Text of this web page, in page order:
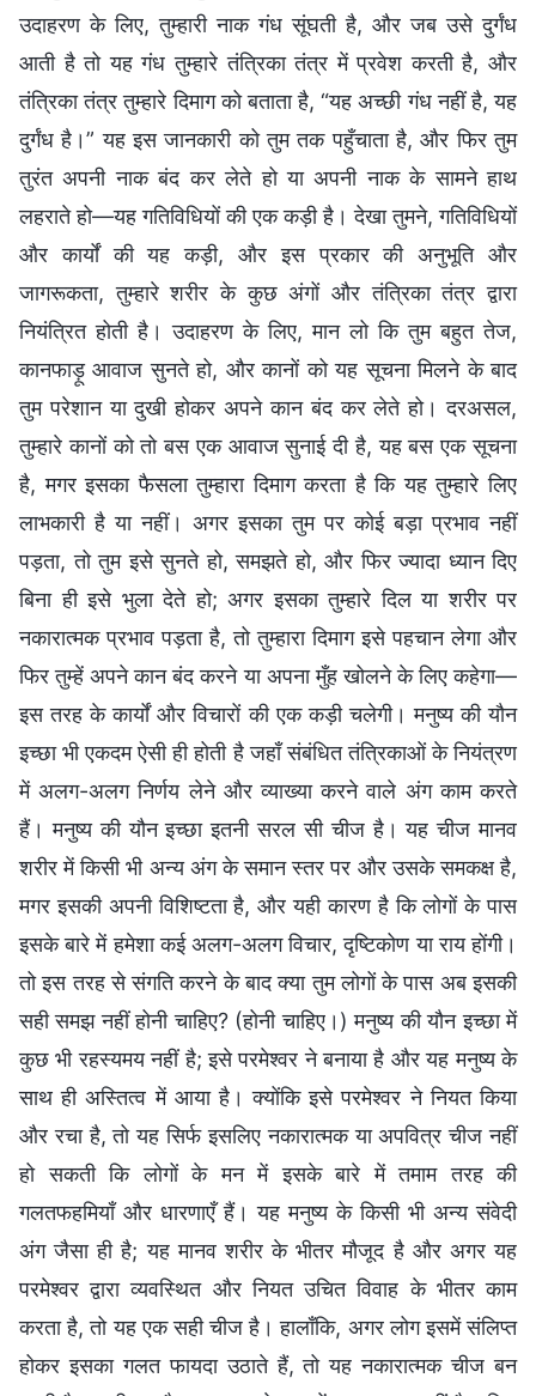
उदाहरण के लिए, तुम्हारी नाक गंध सूंघती है, और जब उसे दुर्गंध
आती है तो यह गंध तुम्हारे तंत्रिका तंत्र में प्रवेश करती है, और
तंत्रिका तंत्र तुम्हारे दिमाग को बताता है, “यह अच्छी गंध नहीं है, यह
दुर्गंध है।” यह इस जानकारी को तुम तक पहुँचाता है, और फिर तुम
तुरंत अपनी नाक बंद कर लेते हो या अपनी नाक के सामने हाथ
लहराते हो—यह गतिविधियों की एक कड़ी है। देखा तुमने, गतिविधियों
और कार्यों की यह कड़ी, और इस प्रकार की अनुभूति और
जागरूकता, तुम्हारे शरीर के कुछ अंगों और तंत्रिका तंत्र द्वारा
नियंत्रित होती है। उदाहरण के लिए, मान लो कि तुम बहुत तेज,
कानफाड़ू आवाज सुनते हो, और कानों को यह सूचना मिलने के बाद
तुम परेशान या दुखी होकर अपने कान बंद कर लेते हो। दरअसल,
तुम्हारे कानों को तो बस एक आवाज सुनाई दी है, यह बस एक सूचना
है, मगर इसका फैसला तुम्हारा दिमाग करता है कि यह तुम्हारे लिए
लाभकारी है या नहीं। अगर इसका तुम पर कोई बड़ा प्रभाव नहीं
पड़ता, तो तुम इसे सुनते हो, समझते हो, और फिर ज्यादा ध्यान दिए
बिना ही इसे भुला देते हो; अगर इसका तुम्हारे दिल या शरीर पर
नकारात्मक प्रभाव पड़ता है, तो तुम्हारा दिमाग इसे पहचान लेगा और
फिर तुम्हें अपने कान बंद करने या अपना मुँह खोलने के लिए कहेगा—
इस तरह के कार्यों और विचारों की एक कड़ी चलेगी। मनुष्य की यौन
इच्छा भी एकदम ऐसी ही होती है जहाँ संबंधित तंत्रिकाओं के नियंत्रण
में अलग-अलग निर्णय लेने और व्याख्या करने वाले अंग काम करते
हैं। मनुष्य की यौन इच्छा इतनी सरल सी चीज है। यह चीज मानव
शरीर में किसी भी अन्य अंग के समान स्तर पर और उसके समकक्ष है,
मगर इसकी अपनी विशिष्टता है, और यही कारण है कि लोगों के पास
इसके बारे में हमेशा कई अलग-अलग विचार, दृष्टिकोण या राय होंगी।
तो इस तरह से संगति करने के बाद क्या तुम लोगों के पास अब इसकी
सही समझ नहीं होनी चाहिए? (होनी चाहिए।) मनुष्य की यौन इच्छा में
कुछ भी रहस्यमय नहीं है; इसे परमेश्वर ने बनाया है और यह मनुष्य के
साथ ही अस्तित्व में आया है। क्योंकि इसे परमेश्वर ने नियत किया
और रचा है, तो यह सिर्फ इसलिए नकारात्मक या अपवित्र चीज नहीं
हो सकती कि लोगों के मन में इसके बारे में तमाम तरह की
गलतफहमियाँ और धारणाएँ हैं। यह मनुष्य के किसी भी अन्य संवेदी
अंग जैसा ही है; यह मानव शरीर के भीतर मौजूद है और अगर यह
परमेश्वर द्वारा व्यवस्थित और नियत उचित विवाह के भीतर काम
करता है, तो यह एक सही चीज है। हालाँकि, अगर लोग इसमें संलिप्त
होकर इसका गलत फायदा उठाते हैं, तो यह नकारात्मक चीज बन